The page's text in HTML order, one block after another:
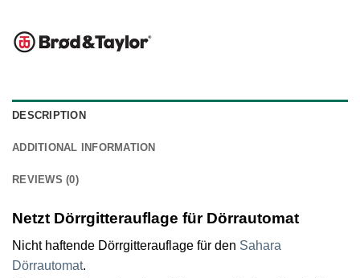
DESCRIPTION
ADDITIONAL INFORMATION
REVIEWS (0)
Netzt Dörrgitterauflage für Dörrautomat
Nicht haftende Dörrgitterauflage für den Sahara
Dörrautomat.